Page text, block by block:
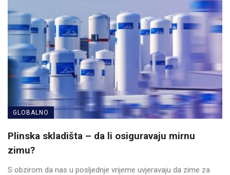
GLOBALNO
Plinska skladišta – da li osiguravaju mirnu
zimu?
S obzirom da nas u posljednje vrijeme uvjeravaju da zime za